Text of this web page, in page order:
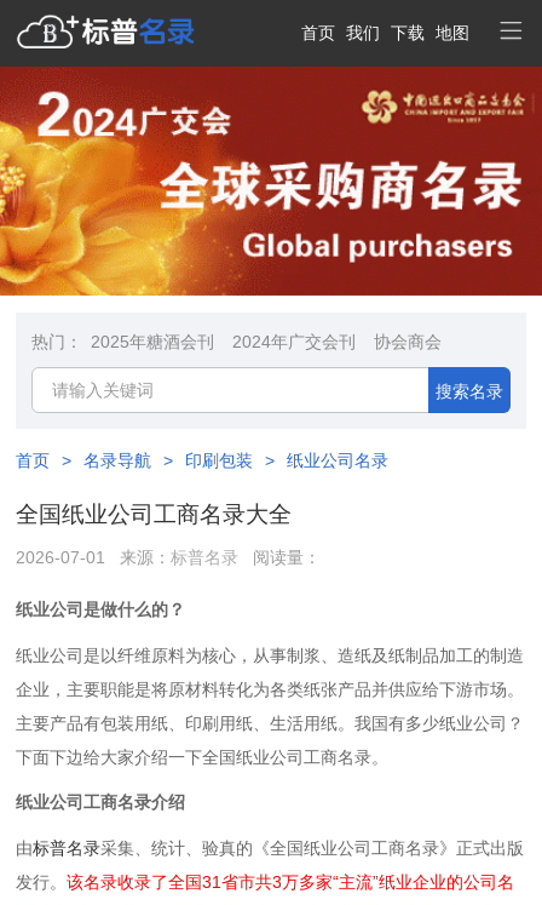
首页 我们 下载 地图
热门： 2025年糖酒会刊 2024年广交会刊 协会商会
搜索名录
首页 > 名录导航 > 印刷包装 > 纸业公司名录
全国纸业公司工商名录大全
2026-07-01 来源：标普名录 阅读量：
纸业公司是做什么的？
纸业公司是以‌纤维原料‌为核心，从事‌制浆、造纸及纸制品加工‌的制造
企业，主要职能是将原材料转化为各类纸张产品并供应给下游市场。
主要产品有包装用纸‌、印刷用纸‌、生活用纸‌。我国有多少纸业公司？
下面下边给大家介绍一下全国纸业公司工商名录。
纸业公司工商名录介绍
由标普名录采集、统计、验真的《全国纸业公司工商名录》正式出版
发行。该名录收录了全国31省市共3万多家“主流”纸业企业的公司名